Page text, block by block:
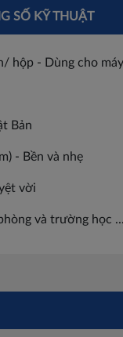
SỐ KỸ THUẬT
hộp - Dùng cho
Bản
- Bền và nhẹ
vời
và trường học ...